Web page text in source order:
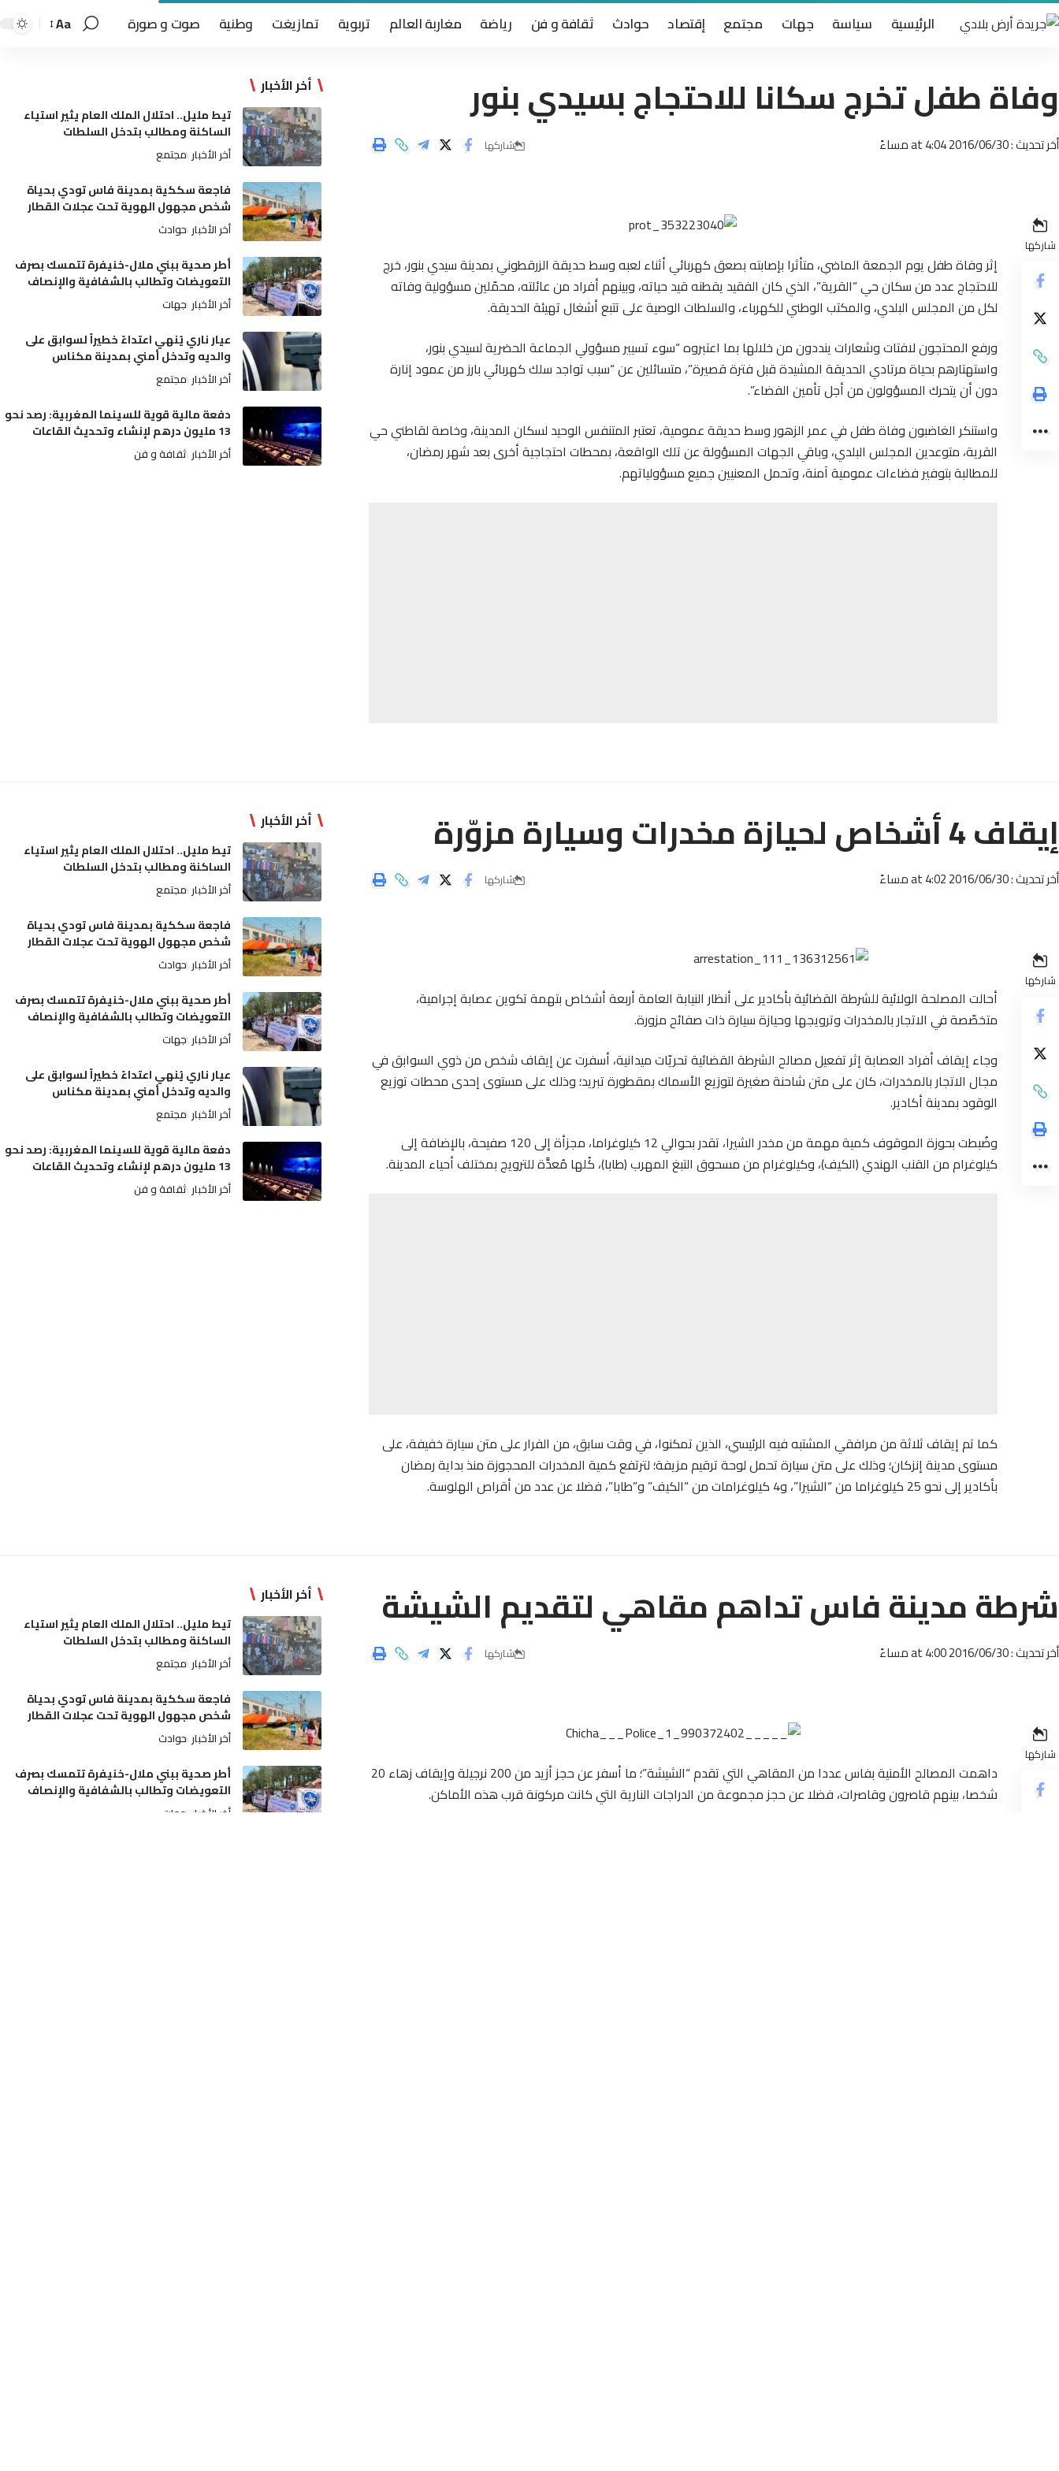
الرئيسية سياسة جهات مجتمع إقتصاد حوادث ثقافة و فن رياضة مغاربة العالم تربوية تمازيغت وطنية صوت و صورة Aa
وفاة طفل تخرج سكانا للاحتجاج بسيدي بنور
أخر تحديث : 2016/06/30 at 4:04 مساءً شاركها
شاركها
إثر وفاة طفل يوم الجمعة الماضي، متأثرا بإصابته بصعق كهربائي أثناء لعبه وسط حديقة الزرقطوني بمدينة سيدي بنور، خرج
للاحتجاج عدد من سكان حي “القرية”، الذي كان الفقيد يقطنه قيد حياته، وبينهم أفراد من عائلته، محمّلين مسؤولية وفاته
لكل من المجلس البلدي، والمكتب الوطني للكهرباء، والسلطات الوصية على تتبع أشغال تهيئة الحديقة.
ورفع المحتجون لافتات وشعارات ينددون من خلالها بما اعتبروه “سوء تسيير مسؤولي الجماعة الحضرية لسيدي بنور،
واستهتارهم بحياة مرتادي الحديقة المشيدة قبل فترة قصيرة”، متسائلين عن “سبب تواجد سلك كهربائي بارز من عمود إنارة
دون أن يتحرك المسؤولون من أجل تأمين الفضاء”.
واستنكر الغاضبون وفاة طفل في عمر الزهور وسط حديقة عمومية، تعتبر المتنفس الوحيد لسكان المدينة، وخاصة لقاطني حي
القرية، متوعدين المجلس البلدي، وباقي الجهات المسؤولة عن تلك الواقعة، بمحطات احتجاجية أخرى بعد شهر رمضان،
للمطالبة بتوفير فضاءات عمومية آمنة، وتحمل المعنيين جميع مسؤولياتهم.
أخر الأخبار
تيط مليل.. احتلال الملك العام يثير استياء
الساكنة ومطالب بتدخل السلطات
أخر الأخبار مجتمع
فاجعة سككية بمدينة فاس تودي بحياة
شخص مجهول الهوية تحت عجلات القطار
أخر الأخبار حوادث
أطر صحية ببني ملال-خنيفرة تتمسك بصرف
التعويضات وتطالب بالشفافية والإنصاف
أخر الأخبار جهات
عيار ناري يُنهي اعتداءً خطيراً لسوابق على
والديه وتدخل أمني بمدينة مكناس
أخر الأخبار مجتمع
دفعة مالية قوية للسينما المغربية: رصد نحو
13 مليون درهم لإنشاء وتحديث القاعات
أخر الأخبار ثقافة و فن
إيقاف 4 أشخاص لحيازة مخدرات وسيارة مزوّرة
أخر تحديث : 2016/06/30 at 4:02 مساءً شاركها
شاركها
أحالت المصلحة الولائية للشرطة القضائية بأكادير على أنظار النيابة العامة أربعة أشخاص بتهمة تكوين عصابة إجرامية،
متخصّصة في الاتجار بالمخدرات وترويجها وحيازة سيارة ذات صفائح مزورة.
وجاء إيقاف أفراد العصابة إثر تفعيل مصالح الشرطة القضائية تحريّات ميدانية، أسفرت عن إيقاف شخص من ذوي السوابق في
مجال الاتجار بالمخدرات، كان على متن شاحنة صغيرة لتوزيع الأسماك بمقطورة تبريد؛ وذلك على مستوى إحدى محطات توزيع
الوقود بمدينة أكادير.
وضُبطت بحوزة الموقوف كمية مهمة من مخدر الشيرا، تقدر بحوالي 12 كيلوغراما، مجزأة إلى 120 صفيحة، بالإضافة إلى
كيلوغرام من القنب الهندي (الكيف)، وكيلوغرام من مسحوق التبغ المهرب (طابا)، كُلها مُعدَّة للترويج بمختلف أحياء المدينة.
كما تم إيقاف ثلاثة من مرافقي المشتبه فيه الرئيسي، الذين تمكنوا، في وقت سابق، من الفرار على متن سيارة خفيفة، على
مستوى مدينة إنزكان؛ وذلك على متن سيارة تحمل لوحة ترقيم مزيفة؛ لترتفع كمية المخدرات المحجوزة منذ بداية رمضان
بأكادير إلى نحو 25 كيلوغراما من “الشيرا”، و4 كيلوغرامات من “الكيف” و”طابا”، فضلا عن عدد من أقراص الهلوسة.
أخر الأخبار
تيط مليل.. احتلال الملك العام يثير استياء
الساكنة ومطالب بتدخل السلطات
أخر الأخبار مجتمع
فاجعة سككية بمدينة فاس تودي بحياة
شخص مجهول الهوية تحت عجلات القطار
أخر الأخبار حوادث
أطر صحية ببني ملال-خنيفرة تتمسك بصرف
التعويضات وتطالب بالشفافية والإنصاف
أخر الأخبار جهات
عيار ناري يُنهي اعتداءً خطيراً لسوابق على
والديه وتدخل أمني بمدينة مكناس
أخر الأخبار مجتمع
دفعة مالية قوية للسينما المغربية: رصد نحو
13 مليون درهم لإنشاء وتحديث القاعات
أخر الأخبار ثقافة و فن
شرطة مدينة فاس تداهم مقاهي لتقديم الشيشة
أخر تحديث : 2016/06/30 at 4:00 مساءً شاركها
شاركها
داهمت المصالح الأمنية بفاس عددا من المقاهي التي تقدم “الشيشة”؛ ما أسفر عن حجز أزيد من 200 نرجيلة وإيقاف زهاء 20
شخصا، بينهم قاصرون وقاصرات، فضلا عن حجز مجموعة من الدراجات النارية التي كانت مركونة قرب هذه الأماكن.
أخر الأخبار
تيط مليل.. احتلال الملك العام يثير استياء
الساكنة ومطالب بتدخل السلطات
أخر الأخبار مجتمع
فاجعة سككية بمدينة فاس تودي بحياة
شخص مجهول الهوية تحت عجلات القطار
أخر الأخبار حوادث
أطر صحية ببني ملال-خنيفرة تتمسك بصرف
التعويضات وتطالب بالشفافية والإنصاف
أخر الأخبار جهات